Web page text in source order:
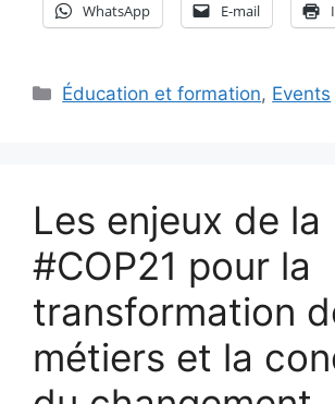
WhatsApp E-mail
Catégories
Éducation et formation, Events
Les enjeux de la
#COP21 pour la
transformation
métiers et la